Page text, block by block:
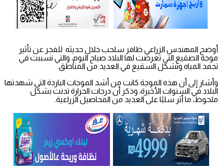
أوضح المهندس الزراعي ظافر سلحب خلال حديثه للفجر عن تأثير
موجة الصقيع التي تعرضت لها البلاد صباح اليوم، والتي تسببت في
تجمد المياه وتشكل السقيع في العديد من المناطق.
وأشار إلى أن هذه الموجة كانت من أشد الموجات الباردة التي شهدتها
البلاد في السنوات الأخيرة، وذكر أن درجات الحرارة تدنت بشكل
ملحوظ، ما أثر سلبًا على العديد من المحاصيل الزراعية.